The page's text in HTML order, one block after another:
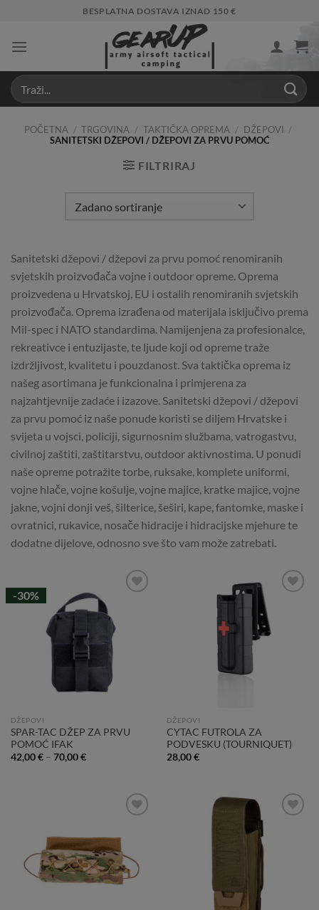
content
BESPLATNA DOSTAVA IZNAD 150 €
POČETNA / TRGOVINA / TAKTIČKA OPREMA / DŽEPOVI /
SANITETSKI DŽEPOVI / DŽEPOVI ZA PRVU POMOĆ
FILTRIRAJ
Sanitetski džepovi / džepovi za prvu pomoć renomiranih
svjetskih proizvođača vojne i outdoor opreme. Oprema
proizvedena u Hrvatskoj, EU i ostalih renomiranih svjetskih
proizvođača. Oprema izrađena od materijala isključivo prema
Mil-spec i NATO standardima. Namijenjena za profesionalce,
rekreativce i entuzijaste, te ljude koji od opreme traže
izdržljivost, kvalitetu i pouzdanost. Sva taktička oprema iz
našeg asortimana je funkcionalna i primjerena za
najzahtjevnije zadaće i izazove. Sanitetski džepovi / džepovi
za prvu pomoć iz naše ponude koristi se diljem Hrvatske i
svijeta u vojsci, policiji, sigurnosnim službama, vatrogastvu,
civilnoj zaštiti, zaštitarstvu, outdoor aktivnostima. U ponudi
naše opreme potražite torbe, ruksake, komplete uniformi,
vojne hlače, vojne košulje, vojne majice, kratke majice, vojne
jakne, vojni donji veš, šilterice, šeširi, kape, fantomke, maske i
ovratnici, rukavice, nosače hidracije i hidracijske mjehure te
dodatne dijelove, odnosno sve što vam može zatrebati.
-30%
DŽEPOVI
SPAR-TAC DŽEP ZA PRVU
POMOĆ IFAK
42,00€– 70,00€
DŽEPOVI
CYTAC FUTROLA ZA
PODVESKU (TOURNIQUET)
28,00€